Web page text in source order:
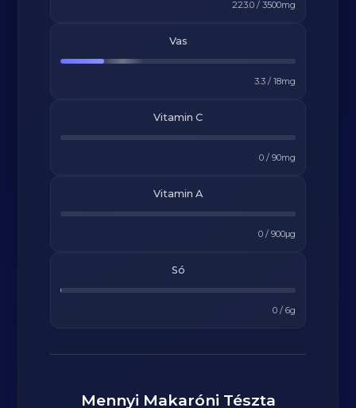
223.0/ 3500mg
Vas
3.3/ 18mg
Vitamin C
0/ 90mg
Vitamin A
0/ 900μg
Só
0/ 6g
Mennyi Makaróni Tészta